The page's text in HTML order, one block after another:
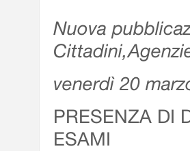
Nuova
venerdì 20
PRESENZA DI
ESAMI